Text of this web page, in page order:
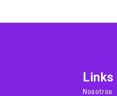
Links
Nosotros